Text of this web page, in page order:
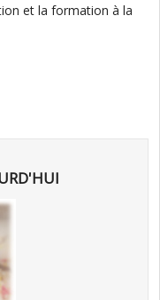
et la formation à la